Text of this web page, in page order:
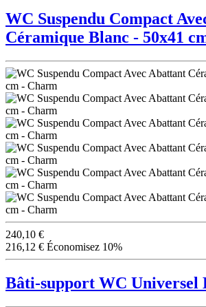
WC Suspendu Compact
Céramique Blanc - 50x41
240,10 €
216,12 € Économisez 10%
Bâti-support WC Universel